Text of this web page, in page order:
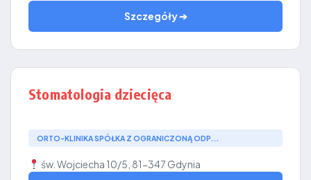
Szczegóły ➔
Stomatologia dziecięca
ORTO-KLINIKA SPÓŁKA Z OGRANICZONĄ ODP...
św. Wojciecha 10/5, 81-347 Gdynia